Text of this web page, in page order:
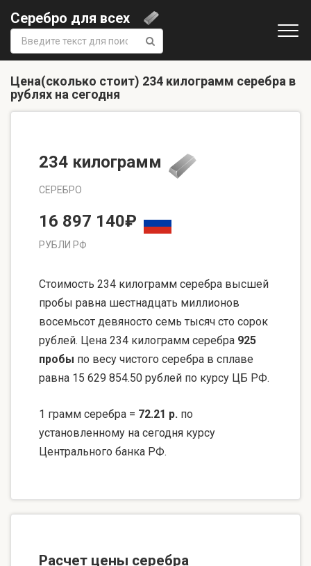
Серебро для всех
Поиск:
Цена(сколько стоит) 234 килограмм серебра в
рублях на сегодня
234 килограмм
СЕРЕБРО
16 897 140₽
РУБЛИ РФ
Стоимость 234 килограмм серебра высшей
пробы равна шестнадцать миллионов
восемьсот девяносто семь тысяч сто сорок
рублей. Цена 234 килограмм серебра 925
пробы по весу чистого серебра в сплаве
равна 15 629 854.50 рублей по курсу ЦБ РФ.
1 грамм серебра = 72.21 р. по
установленному на сегодня курсу
Центрального банка РФ.
Расчет цены серебра